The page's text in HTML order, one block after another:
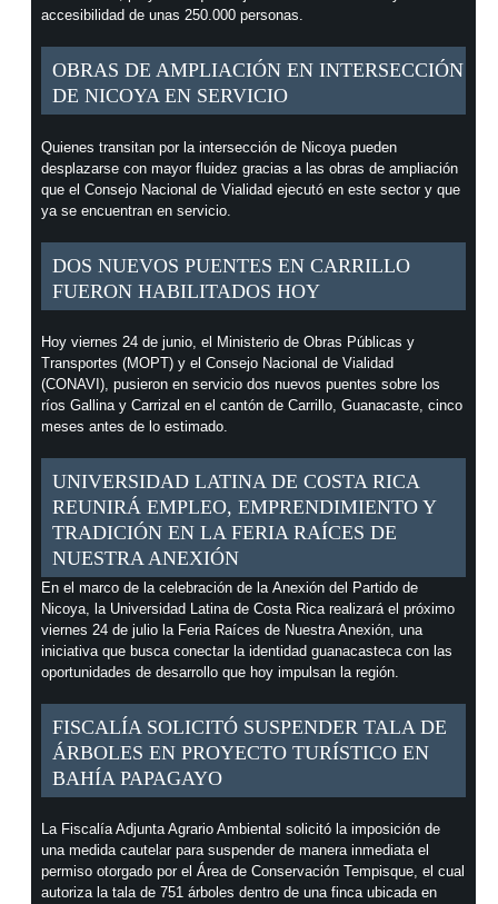
accesibilidad de unas 250.000 personas.
OBRAS DE AMPLIACIÓN EN INTERSECCIÓN
DE NICOYA EN SERVICIO
Quienes transitan por la intersección de Nicoya pueden
desplazarse con mayor fluidez gracias a las obras de ampliación
que el Consejo Nacional de Vialidad ejecutó en este sector y que
ya se encuentran en servicio.
DOS NUEVOS PUENTES EN CARRILLO
FUERON HABILITADOS HOY
Hoy viernes 24 de junio, el Ministerio de Obras Públicas y
Transportes (MOPT) y el Consejo Nacional de Vialidad
(CONAVI), pusieron en servicio dos nuevos puentes sobre los
ríos Gallina y Carrizal en el cantón de Carrillo, Guanacaste, cinco
meses antes de lo estimado.
UNIVERSIDAD LATINA DE COSTA RICA
REUNIRÁ EMPLEO, EMPRENDIMIENTO Y
TRADICIÓN EN LA FERIA RAÍCES DE
NUESTRA ANEXIÓN
En el marco de la celebración de la Anexión del Partido de
Nicoya, la Universidad Latina de Costa Rica realizará el próximo
viernes 24 de julio la Feria Raíces de Nuestra Anexión, una
iniciativa que busca conectar la identidad guanacasteca con las
oportunidades de desarrollo que hoy impulsan la región.
FISCALÍA SOLICITÓ SUSPENDER TALA DE
ÁRBOLES EN PROYECTO TURÍSTICO EN
BAHÍA PAPAGAYO
La Fiscalía Adjunta Agrario Ambiental solicitó la imposición de
una medida cautelar para suspender de manera inmediata el
permiso otorgado por el Área de Conservación Tempisque, el cual
autoriza la tala de 751 árboles dentro de una finca ubicada en